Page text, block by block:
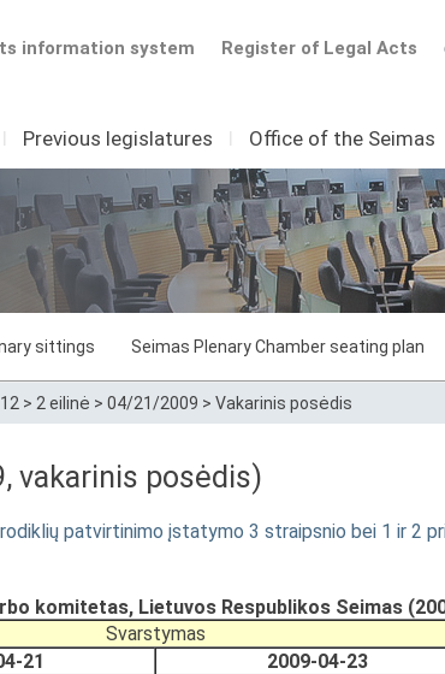
Register of Legal Acts
information system
I Previous legislatures I Office of the Seimas
sittings Seimas Plenary Chamber seating plan
> 2 eilinė > 04/21/2009 > Vakarinis posėdis
vakarinis posėdis)
patvirtinimo įstatymo 3 straipsnio bei 1 ir 2
komitetas, Lietuvos Respublikos Seimas
Svarstymas
21 2009-04-23